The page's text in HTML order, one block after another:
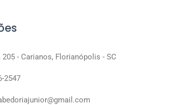
205 - Carianos, Florianópolis - SC
2547